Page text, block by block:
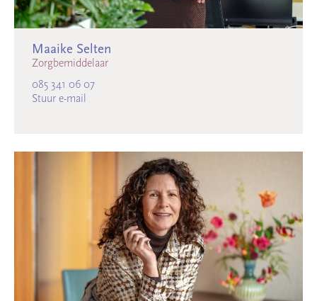
Maaike Selten
Zorgbemiddelaar
085 341 06 07
Stuur e-mail